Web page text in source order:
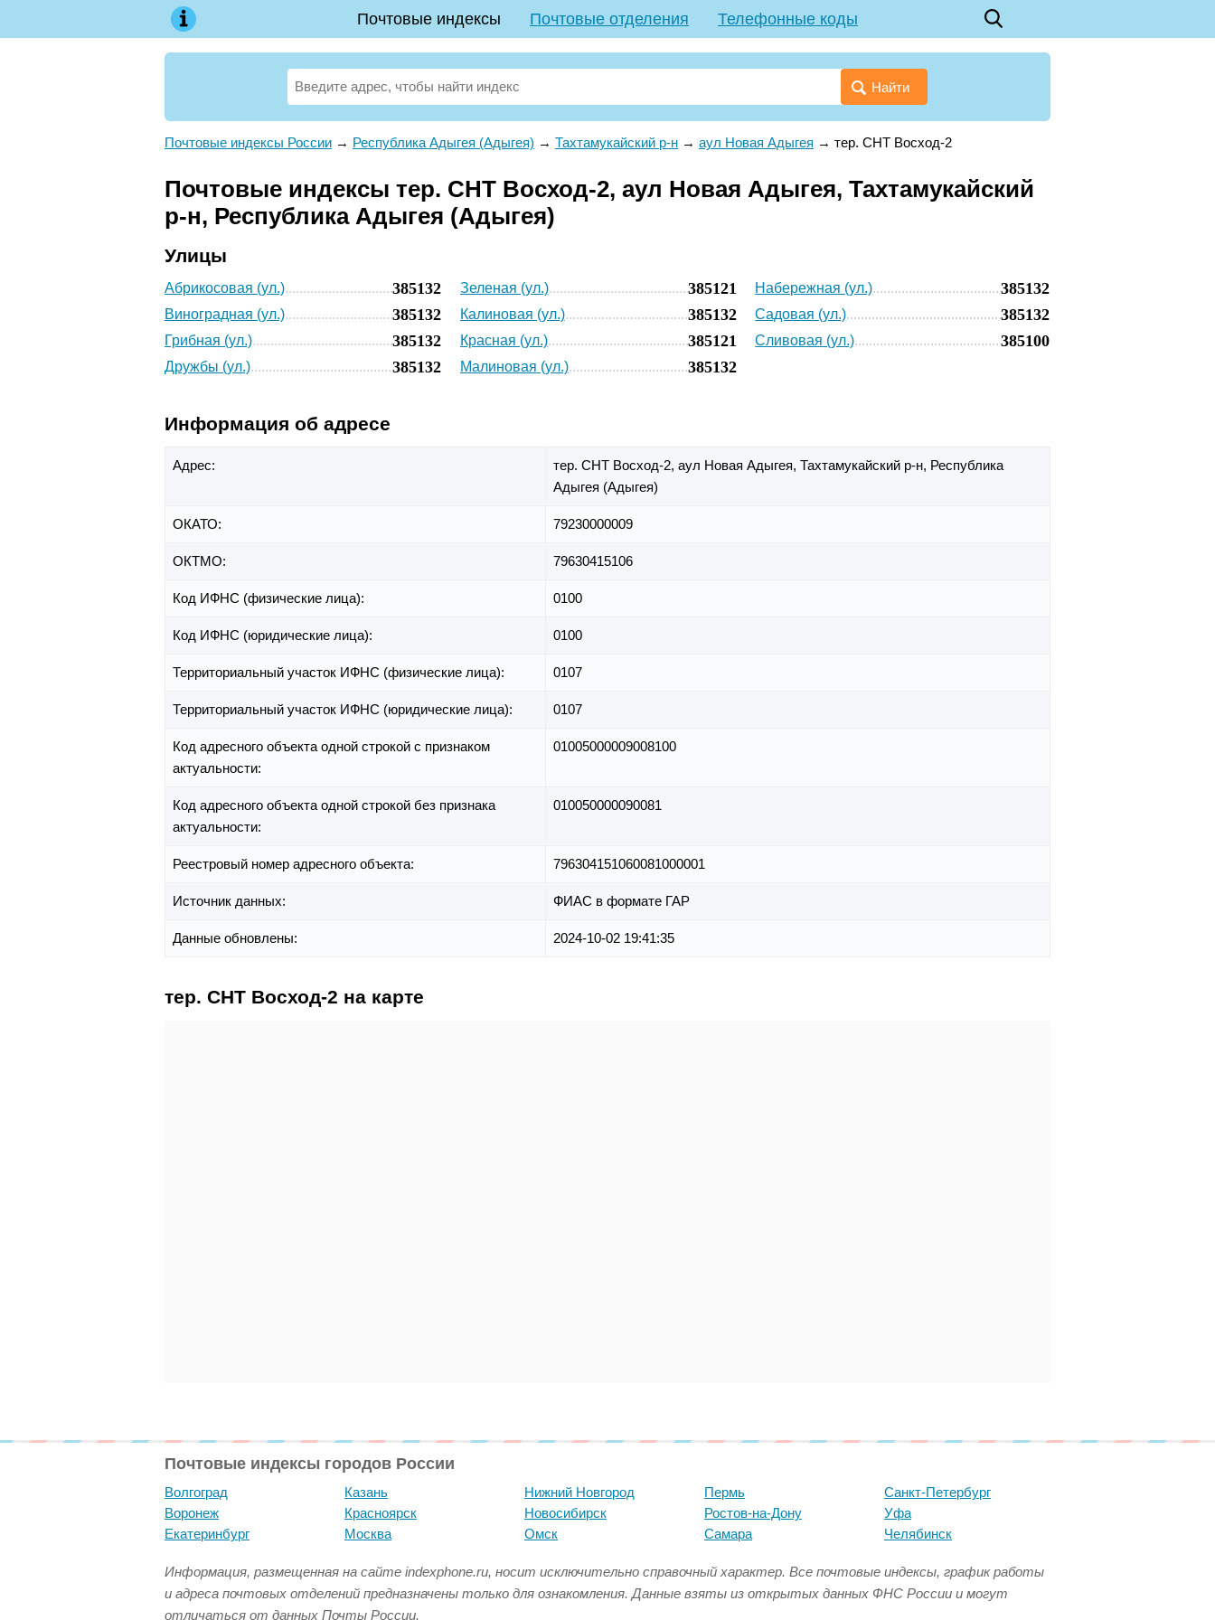
Почтовые индексы Почтовые отделения Телефонные коды
Найти
Почтовые индексы России → Республика Адыгея (Адыгея) → Тахтамукайский р-н → аул Новая Адыгея → тер. СНТ Восход-2
Почтовые индексы тер. СНТ Восход-2, аул Новая Адыгея, Тахтамукайский
р-н, Республика Адыгея (Адыгея)
Улицы
Абрикосовая (ул.) 385132
Виноградная (ул.) 385132
Грибная (ул.) 385132
Дружбы (ул.) 385132
Зеленая (ул.) 385121
Калиновая (ул.) 385132
Красная (ул.) 385121
Малиновая (ул.) 385132
Набережная (ул.) 385132
Садовая (ул.) 385132
Сливовая (ул.) 385100
Информация об адресе
Адрес: тер. СНТ Восход-2, аул Новая Адыгея, Тахтамукайский р-н, Республика
Адыгея (Адыгея)
ОКАТО: 79230000009
ОКТМО: 79630415106
Код ИФНС (физические лица): 0100
Код ИФНС (юридические лица): 0100
Территориальный участок ИФНС (физические лица): 0107
Территориальный участок ИФНС (юридические лица): 0107
Код адресного объекта одной строкой с признаком
актуальности:
01005000009008100
Код адресного объекта одной строкой без признака
актуальности:
010050000090081
Реестровый номер адресного объекта: 796304151060081000001
Источник данных: ФИАС в формате ГАР
Данные обновлены: 2024-10-02 19:41:35
тер. СНТ Восход-2 на карте
Почтовые индексы городов России
Волгоград
Воронеж
Екатеринбург
Казань
Красноярск
Москва
Нижний Новгород
Новосибирск
Омск
Пермь
Ростов-на-Дону
Самара
Санкт-Петербург
Уфа
Челябинск
Информация, размещенная на сайте indexphone.ru, носит исключительно справочный характер. Все почтовые индексы, график работы
и адреса почтовых отделений предназначены только для ознакомления. Данные взяты из открытых данных ФНС России и могут
отличаться от данных Почты России.